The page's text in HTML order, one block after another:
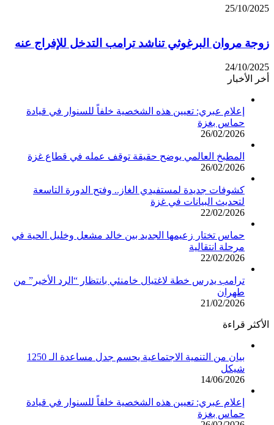
25/10/2025
زوجة مروان البرغوثي تناشد ترامب التدخل للإفراج عنه
24/10/2025
أخر الأخبار
إعلام عبري: تعيين هذه الشخصية خلفاً للسنوار في قيادة
حماس بغزة
26/02/2026
المطبخ العالمي يوضح حقيقة توقف عمله في قطاع غزة
26/02/2026
كشوفات جديدة لمستفيدي الغاز.. وفتح الدورة التاسعة
لتحديث البيانات في غزة
22/02/2026
حماس تختار زعيمها الجديد بين خالد مشعل وخليل الحية في
مرحلة انتقالية
22/02/2026
ترامب يدرس خطة لاغتيال خامنئي بانتظار “الرد الأخير” من
طهران
21/02/2026
الأكثر قراءة
بيان من التنمية الاجتماعية يحسم جدل مساعدة الـ 1250
شيكل
14/06/2026
إعلام عبري: تعيين هذه الشخصية خلفاً للسنوار في قيادة
حماس بغزة